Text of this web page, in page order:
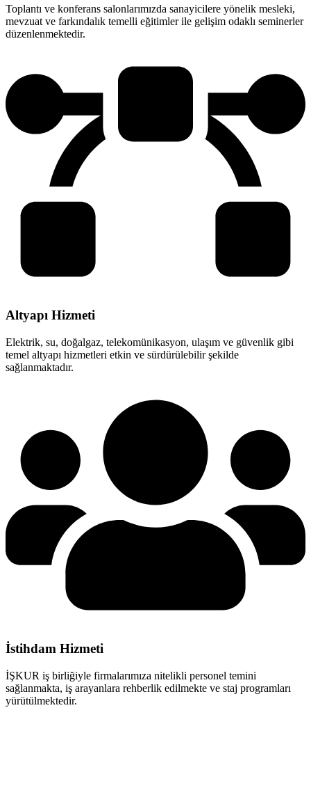
Toplantı ve konferans salonlarımızda sanayicilere yönelik mesleki,
mevzuat ve farkındalık temelli eğitimler ile gelişim odaklı seminerler
düzenlenmektedir.
Altyapı Hizmeti
Elektrik, su, doğalgaz, telekomünikasyon, ulaşım ve güvenlik gibi
temel altyapı hizmetleri etkin ve sürdürülebilir şekilde
sağlanmaktadır.
İstihdam Hizmeti
İŞKUR iş birliğiyle firmalarımıza nitelikli personel temini
sağlanmakta, iş arayanlara rehberlik edilmekte ve staj programları
yürütülmektedir.